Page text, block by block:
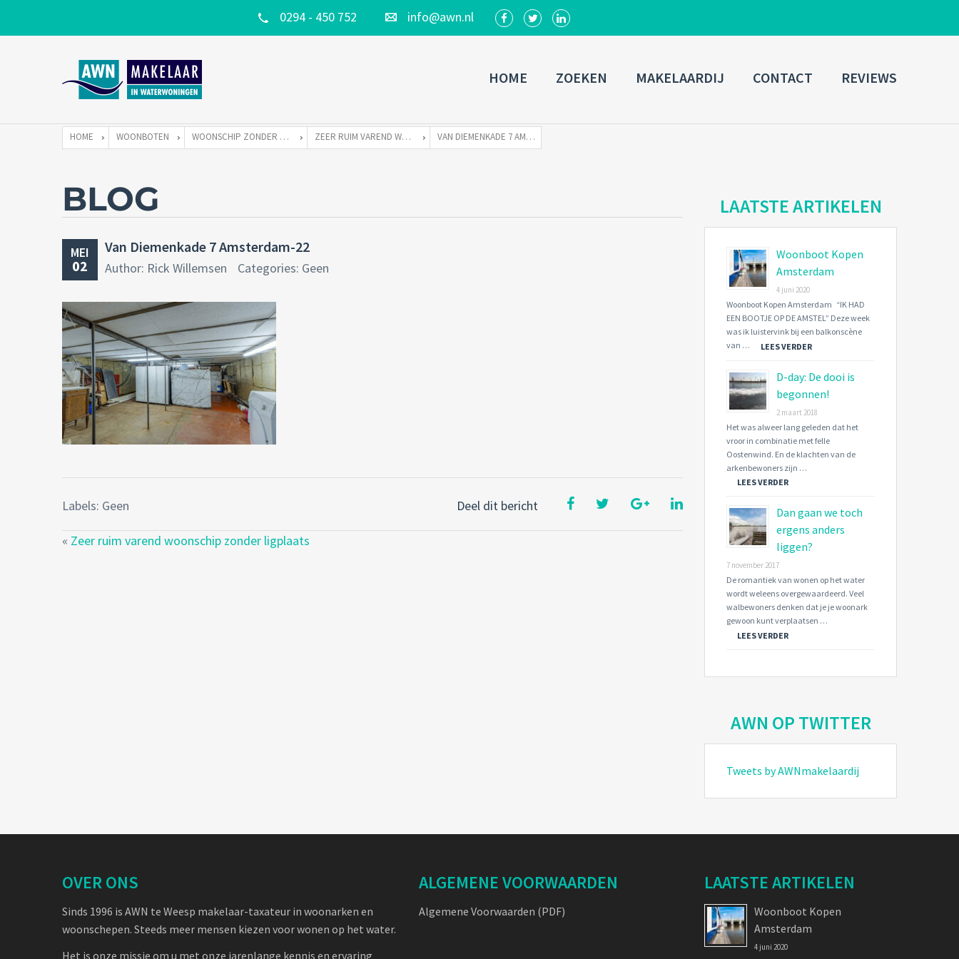
0294 - 450 752 info@awn.nl
Username
Connect with:
Forgot
password? SIGN IN
Remember me
HOME ZOEKEN MAKELAARDIJ CONTACT REVIEWS
HOME WOONBOTEN WOONSCHIP ZONDER LIGPLAATS ZEER RUIM VAREND WOONSCHIP ZONDER LIGPLAATS VAN DIEMENKADE 7 AMSTERDAM-22
BLOG
MEI
02
Van Diemenkade 7 Amsterdam-22
Author: Rick Willemsen Categories: Geen
Deel dit bericht
Labels: Geen
« Zeer ruim varend woonschip zonder ligplaats
LAATSTE ARTIKELEN
Woonboot Kopen
Amsterdam
4 juni 2020
Woonboot Kopen Amsterdam “IK HAD
EEN BOOTJE OP DE AMSTEL” Deze week
was ik luistervink bij een balkonscène
van …
LEES VERDER
D-day: De dooi is
begonnen!
2 maart 2018
Het was alweer lang geleden dat het
vroor in combinatie met felle
Oostenwind. En de klachten van de
arkenbewoners zijn …
LEES VERDER
Dan gaan we toch
ergens anders
liggen?
7 november 2017
De romantiek van wonen op het water
wordt weleens overgewaardeerd. Veel
walbewoners denken dat je je woonark
gewoon kunt verplaatsen …
LEES VERDER
AWN OP TWITTER
Tweets by AWNmakelaardij
OVER ONS
Sinds 1996 is AWN te Weesp makelaar-taxateur in woonarken en
woonschepen. Steeds meer mensen kiezen voor wonen op het water.
Het is onze missie om u met onze jarenlange kennis en ervaring
ALGEMENE VOORWAARDEN
Algemene Voorwaarden (PDF)
LAATSTE ARTIKELEN
Woonboot Kopen
Amsterdam
4 juni 2020